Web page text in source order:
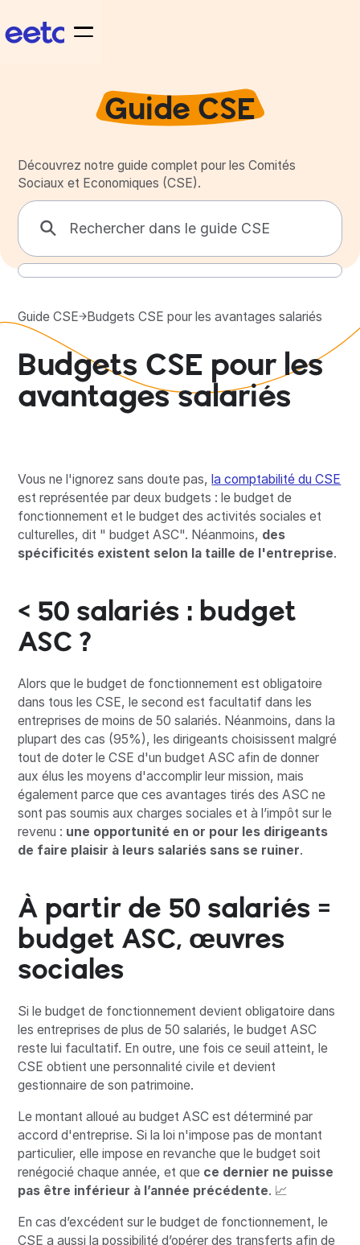
Guide CSE
Découvrez notre guide complet pour les Comités
Sociaux et Economiques (CSE).
Guide CSE Budgets CSE pour les avantages salariés
Budgets CSE pour les
avantages salariés
Vous ne l'ignorez sans doute pas, la comptabilité du CSE
est représentée par deux budgets : le budget de
fonctionnement et le budget des activités sociales et
culturelles, dit " budget ASC". Néanmoins, des
spécificités existent selon la taille de l'entreprise.
< 50 salariés : budget
ASC ?
Alors que le budget de fonctionnement est obligatoire
dans tous les CSE, le second est facultatif dans les
entreprises de moins de 50 salariés. Néanmoins, dans la
plupart des cas (95%), les dirigeants choisissent malgré
tout de doter le CSE d'un budget ASC afin de donner
aux élus les moyens d'accomplir leur mission, mais
également parce que ces avantages tirés des ASC ne
sont pas soumis aux charges sociales et à l’impôt sur le
revenu : une opportunité en or pour les dirigeants
de faire plaisir à leurs salariés sans se ruiner.
À partir de 50 salariés =
budget ASC, œuvres
sociales
Si le budget de fonctionnement devient obligatoire dans
les entreprises de plus de 50 salariés, le budget ASC
reste lui facultatif. En outre, une fois ce seuil atteint, le
CSE obtient une personnalité civile et devient
gestionnaire de son patrimoine.
Le montant alloué au budget ASC est déterminé par
accord d'entreprise. Si la loi n'impose pas de montant
particulier, elle impose en revanche que le budget soit
renégocié chaque année, et que ce dernier ne puisse
pas être inférieur à l’année précédente. 📈
En cas d’excédent sur le budget de fonctionnement, le
CSE a aussi la possibilité d’opérer des transferts afin de